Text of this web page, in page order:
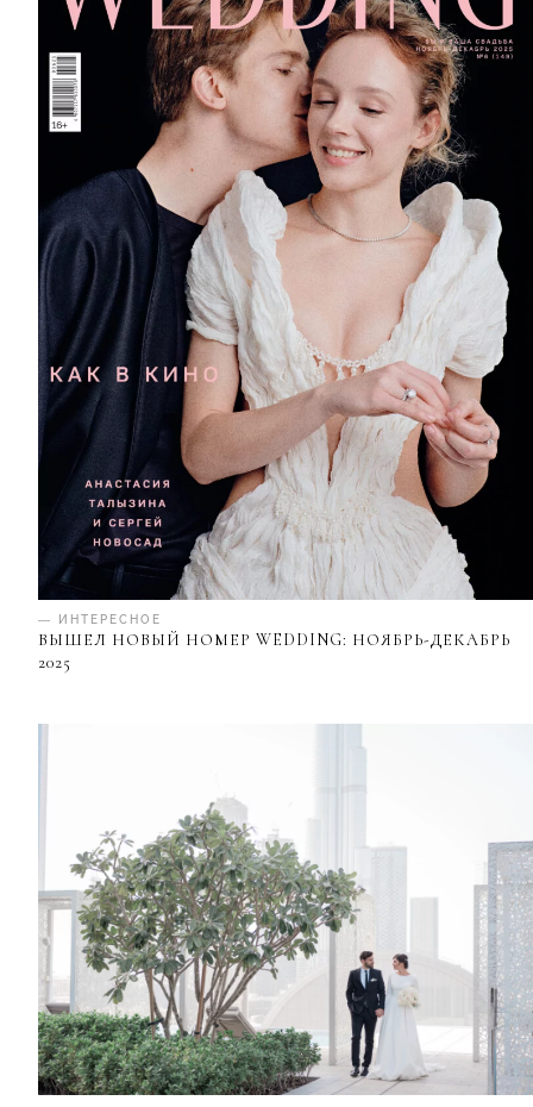
— ИНТЕРЕСНОЕ
ВЫШЕЛ НОВЫЙ НОМЕР WEDDING: НОЯБРЬ-ДЕКАБРЬ
2025